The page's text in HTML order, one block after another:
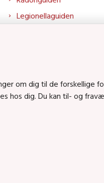
Legionellaguiden
Bolig og byggeri på
Bolig og byggeri på
om dig til de forskellige
hos dig. Du kan til- og